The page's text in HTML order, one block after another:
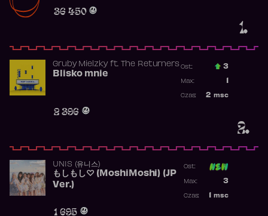
1.
36 450
2.
Gruby Mielzkyft. The Returners
Blisko mnie
2 396
Ost.: 3
Max:
2 msc
Czas:
UNIS (유니스)
もしもし♡ (MoshiMoshi) (JP
Ver.)
1 695
Ost:
3
Max:
msc
Czas: